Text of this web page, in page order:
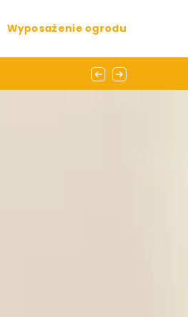
Wyposażenie ogrodu